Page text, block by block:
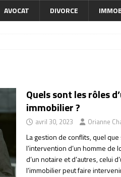
AVOCAT DIVORCE
Quels sont les rôles
immobilier ?
avril 30, 2023 Orianne
La gestion de conflits, quel
l’intervention d’un homme de
d’un notaire et d’autres, celui
l’immobilier peut faire